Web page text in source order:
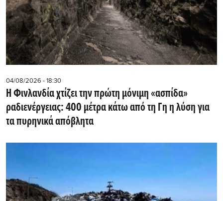
04/08/2026 - 18:30
Η Φινλανδία χτίζει την πρώτη μόνιμη «ασπίδα»
ραδιενέργειας: 400 μέτρα κάτω από τη Γη η λύση για
τα πυρηνικά απόβλητα